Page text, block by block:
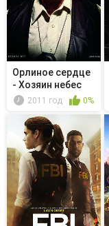
Орлиное сердце
- Хозяин небес
2011 год 0%